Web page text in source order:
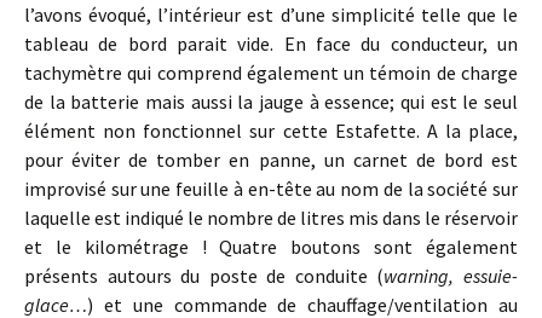
l’avons évoqué, l’intérieur est d’une simplicité telle que le
tableau de bord parait vide. En face du conducteur, un
tachymètre qui comprend également un témoin de charge
de la batterie mais aussi la jauge à essence; qui est le seul
élément non fonctionnel sur cette Estafette. A la place,
pour éviter de tomber en panne, un carnet de bord est
improvisé sur une feuille à en-tête au nom de la société sur
laquelle est indiqué le nombre de litres mis dans le réservoir
et le kilométrage ! Quatre boutons sont également
présents autours du poste de conduite (warning, essuie-
glace…) et une commande de chauffage/ventilation au